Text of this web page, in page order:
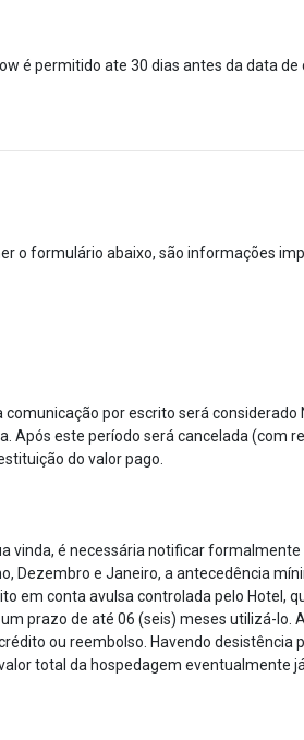
é permitido ate 30 dias antes da data
o formulário abaixo, são informações
por escrito será
Após este período será cancelada (com
do valor pago.
vinda, é necessária notificar
Dezembro e Janeiro, a antecedência
em conta avulsa controlada pelo Hotel,
prazo de até 06 (seis) meses utilizá-lo.
ou reembolso. Havendo
total da hospedagem eventualmente